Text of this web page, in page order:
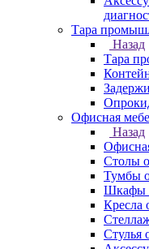
Тара
Назад
Тара
Офисная
Назад
Столы
Тумбы
Шкафы
Кресла
Стулья